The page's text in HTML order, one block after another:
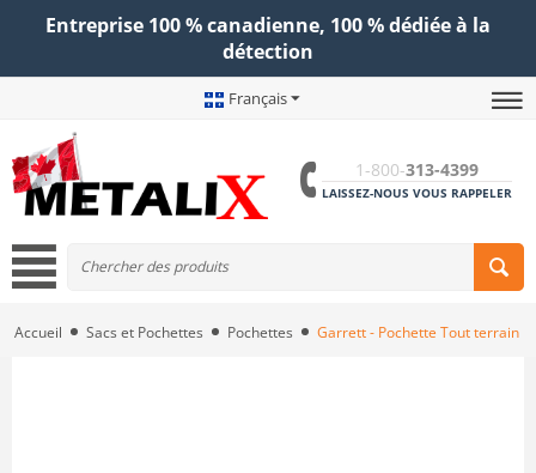
Entreprise 100 % canadienne, 100 % dédiée à la
détection
Français
1-800-313-4399
LAISSEZ-NOUS VOUS RAPPELER
Accueil Sacs et Pochettes Pochettes Garrett - Pochette Tout terrain